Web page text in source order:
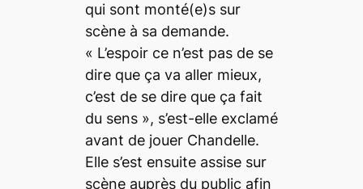
qui sont monté(e)s sur
scène à sa demande.
« L’espoir ce n’est pas de se
dire que ça va aller mieux,
c’est de se dire que ça fait
du sens », s’est-elle exclamé
avant de jouer Chandelle.
Elle s’est ensuite assise sur
scène auprès du public afin